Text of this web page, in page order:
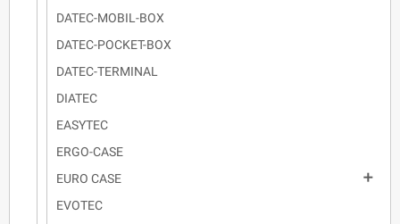
DATEC-MOBIL-BOX
DATEC-POCKET-BOX
DATEC-TERMINAL
DIATEC
EASYTEC
ERGO-CASE
EURO CASE

EVOTEC